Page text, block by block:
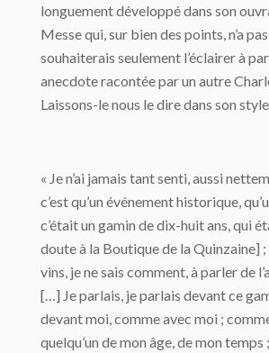
longuement développé dans son
Messe qui, sur bien des points, n’a
souhaiterais seulement l’éclairer à
anecdote racontée par un autre
Laissons-le nous le dire dans son
« Je n’ai jamais tant senti, aussi
c’est qu’un événement historique,
c’était un gamin de dix-huit ans, qui
doute à la Boutique de la Quinzaine] ;
vins, je ne sais comment, à parler de
[…] Je parlais, je parlais devant ce
devant moi, comme avec moi ;
quelqu’un de mon âge, de mon temps ;